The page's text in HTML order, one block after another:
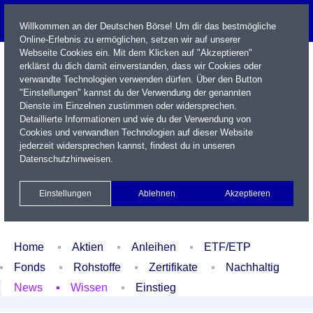
Name / WKN / ISIN / Kürzel
Xetra Realtime
Watchlist Portfolio Login
Home Aktien Anleihen
ETF/ETP
Fonds
Rohstoffe Zertifikate
Nachhaltig
News
Wissen Einstieg
Willkommen an der Deutschen Börse! Um dir das bestmögliche
Online-Erlebnis zu ermöglichen, setzen wir auf unserer
Webseite Cookies ein. Mit dem Klicken auf "Akzeptieren"
erklärst du dich damit einverstanden, dass wir Cookies oder
verwandte Technologien verwenden dürfen. Über den Button
"Einstellungen" kannst du der Verwendung der genannten
Dienste im Einzelnen zustimmen oder widersprechen.
Detaillierte Informationen und wie du der Verwendung von
Cookies und verwandten Technologien auf dieser Website
jederzeit widersprechen kannst, findest du in unseren
Datenschutzhinweisen.
Einstellungen Ablehnen Akzeptieren